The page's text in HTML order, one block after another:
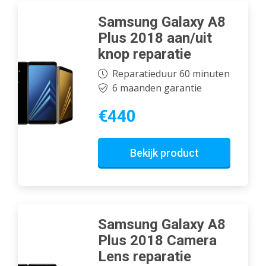
Samsung Galaxy A8
Plus 2018 aan/uit
knop reparatie
Reparatieduur 60 minuten
6 maanden garantie
€440
Bekijk product
Samsung Galaxy A8
Plus 2018 Camera
Lens reparatie